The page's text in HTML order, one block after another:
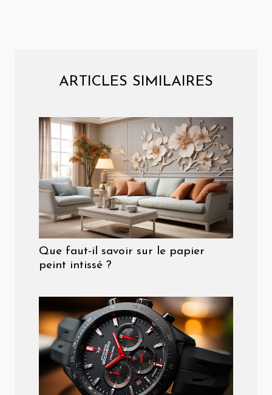
ARTICLES SIMILAIRES
Que faut-il savoir sur le papier
peint intissé ?